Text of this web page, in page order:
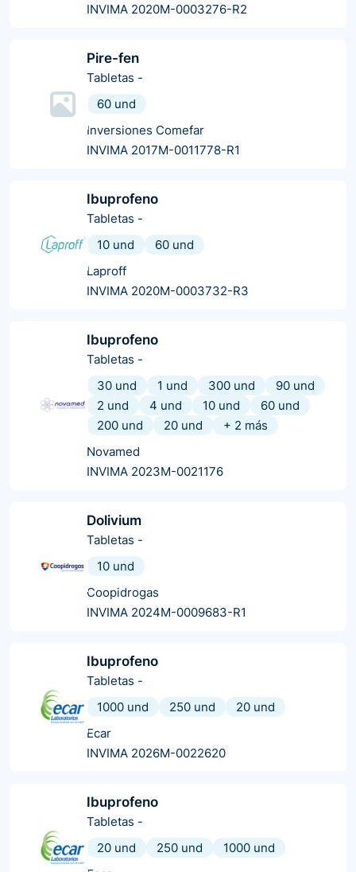
INVIMA 2020M-0003276-R2
Pire-fen
Tabletas -
60 und
Inversiones Comefar
INVIMA 2017M-0011778-R1
Ibuprofeno
Tabletas -
10 und
60 und
Laproff
INVIMA 2020M-0003732-R3
Ibuprofeno
Tabletas -
30 und
1 und 300 und
90 und
2 und
4 und 10 und
60 und
200 und
20 und + 2 más
Novamed
INVIMA 2023M-0021176
Dolivium
Tabletas -
10 und
Coopidrogas
INVIMA 2024M-0009683-R1
Ibuprofeno
Tabletas -
1000 und
250 und
20 und
Ecar
INVIMA 2026M-0022620
Ibuprofeno
Tabletas -
20 und
250 und
1000 und